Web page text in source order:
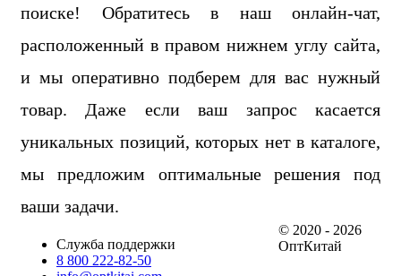
поиске! Обратитесь в наш онлайн-чат,
расположенный в правом нижнем углу сайта,
и мы оперативно подберем для вас нужный
товар. Даже если ваш запрос касается
уникальных позиций, которых нет в каталоге,
мы предложим оптимальные решения под
ваши задачи.
Служба поддержки
8 800 222-82-50
© 2020 - 2026
ОптКитай